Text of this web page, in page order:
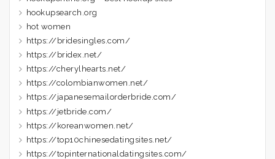
hookupsearch.org
hot women
https://bridesingles.com/
https://bridex.net/
https://cherylhearts.net/
https://colombianwomen.net/
https://japanesemailorderbride.com/
https://jetbride.com/
https://koreanwomen.net/
https://top10chinesedatingsites.net/
https://topinternationaldatingsites.com/